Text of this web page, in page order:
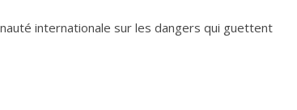
internationale sur les dangers qui guettent